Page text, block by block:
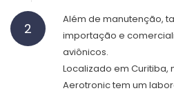
2
Além de manutenção,
importação e
aviônicos.
Localizado em Curitiba,
Aerotronic tem um